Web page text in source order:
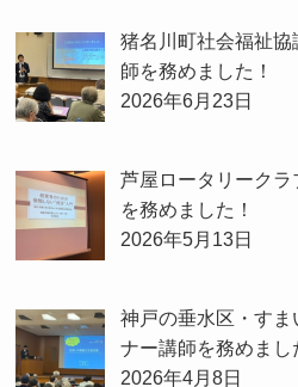
猪名川町社会福祉
師を務めました！
2026年6月23日
芦屋ロータリーク
を務めました！
2026年5月13日
神戸の垂水区・すま
ナー講師を務めまし
2026年4月8日